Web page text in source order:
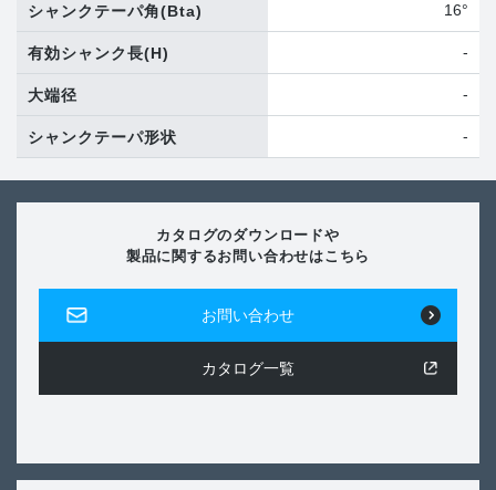
シャンクテーパ角(Bta) 16°
有効シャンク長(H) -
大端径 -
シャンクテーパ形状 -
カタログのダウンロードや
製品に関するお問い合わせはこちら
お問い合わせ
カタログ一覧